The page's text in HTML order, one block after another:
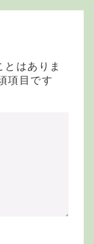
はありま
項目です